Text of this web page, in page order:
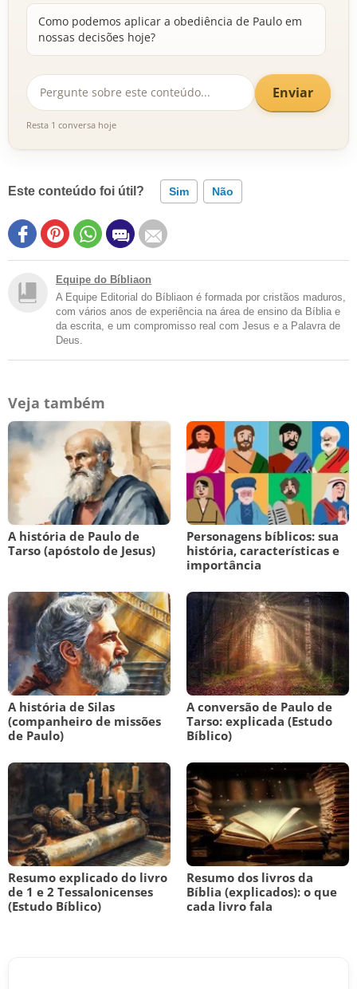
Como podemos aplicar a obediência de Paulo em
nossas decisões hoje?
Enviar
Resta 1 conversa hoje
Este conteúdo foi útil? Sim Não
Equipe do Bíbliaon
A Equipe Editorial do Bíbliaon é formada por cristãos maduros,
com vários anos de experiência na área de ensino da Bíblia e
da escrita, e um compromisso real com Jesus e a Palavra de
Deus.
Veja também
A história de Paulo de
Tarso (apóstolo de Jesus)
Personagens bíblicos: sua
história, características e
importância
A história de Silas
(companheiro de missões
de Paulo)
A conversão de Paulo de
Tarso: explicada (Estudo
Bíblico)
Resumo explicado do livro
de 1 e 2 Tessalonicenses
(Estudo Bíblico)
Resumo dos livros da
Bíblia (explicados): o que
cada livro fala